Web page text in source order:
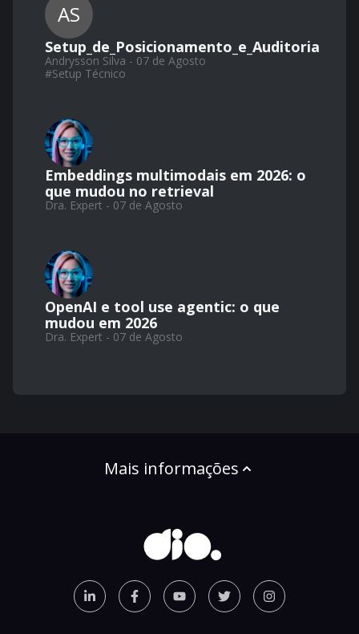
AS
Setup_de_Posicionamento_e_Auditoria
Andrysson Silva - 07 de Agosto
#Setup Técnico
Embeddings multimodais em 2026: o
que mudou no retrieval
Dra. Expert - 07 de Agosto
OpenAI e tool use agentic: o que
mudou em 2026
Dra. Expert - 07 de Agosto
Mais informações